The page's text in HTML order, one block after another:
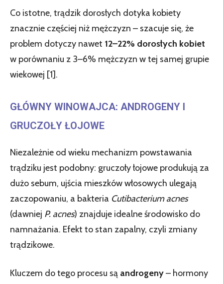
Co istotne, trądzik dorosłych dotyka kobiety
znacznie częściej niż mężczyzn – szacuje się, że
problem dotyczy nawet 12–22% dorosłych kobiet
w porównaniu z 3–6% mężczyzn w tej samej grupie
wiekowej [1].
GŁÓWNY WINOWAJCA: ANDROGENY I
GRUCZOŁY ŁOJOWE
Niezależnie od wieku mechanizm powstawania
trądziku jest podobny: gruczoły łojowe produkują za
dużo sebum, ujścia mieszków włosowych ulegają
zaczopowaniu, a bakteria Cutibacterium acnes
(dawniej P. acnes) znajduje idealne środowisko do
namnażania. Efekt to stan zapalny, czyli zmiany
trądzikowe.
Kluczem do tego procesu są androgeny– hormony